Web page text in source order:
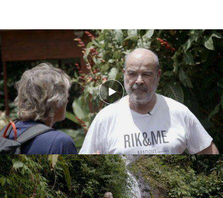
Calleja caza a Resines diciendo que no va a hacer rápel.
Cuando volvió con Calleja, el aventurero le contó
que le habían escuchado y le pidió que esas dudas
se las expusiera a él. Resines reconoció que no
quería hacer la actividad, por lo que acabó
esperando a su compañero en la parte baja de la
cascadahaciéndose “un Bertín”